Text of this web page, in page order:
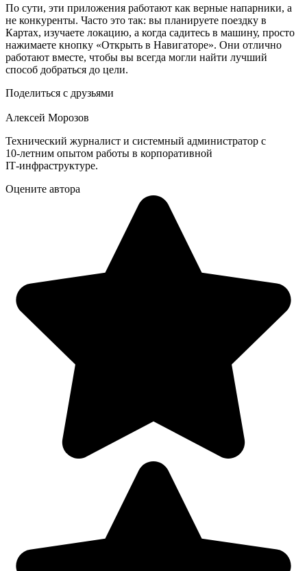
По сути, эти приложения работают как верные напарники, а
не конкуренты. Часто это так: вы планируете поездку в
Картах, изучаете локацию, а когда садитесь в машину, просто
нажимаете кнопку «Открыть в Навигаторе». Они отлично
работают вместе, чтобы вы всегда могли найти лучший
способ добраться до цели.
Поделиться с друзьями
Алексей Морозов
Технический журналист и системный администратор с
10‑летним опытом работы в корпоративной
IT‑инфраструктуре.
Оцените автора